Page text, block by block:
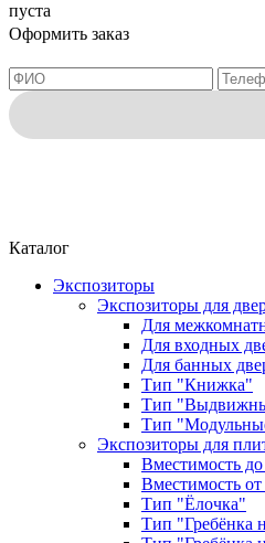
пуста
Оформить заказ
Каталог
Экспозиторы
Экспозиторы для
Для
Для входных
Для банных
Тип "Книжка"
Тип
Тип
Экспозиторы для
Вместимость
Вместимость от
Тип "Ёлочка"
Тип "Гребёнка